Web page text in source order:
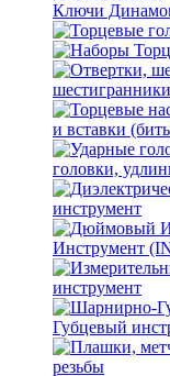
Ключи
и вставки
головки,
инструмент
Инструмент
инструмент
Губцевый